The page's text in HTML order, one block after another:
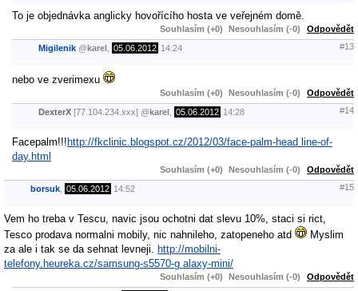
To je objednávka anglicky hovořícího hosta ve veřejném domě.
Souhlasím (+0) Nesouhlasím (-0) Odpovědět
Migilenik @ karel 05.06.2012 14:24 #13
nebo ve zverimexu
Souhlasím (+0) Nesouhlasím (-0) Odpovědět
DexterX [77.104.234.xxx] @ karel 05.06.2012 14:28 #14
Facepalm!!! http://fkclinic.blogspot.cz/2012/03/face-palm-head line-of-
day.html
Souhlasím (+0) Nesouhlasím (-0) Odpovědět
borsuk 05.06.2012 14:52 #15
Vem ho treba v Tescu, navic jsou ochotni dat slevu 10%, staci si rict,
Tesco prodava normalni mobily, nic nahnileho, zatopeneho atd
Myslim
za ale i tak se da sehnat levneji.
http://mobilni-
telefony.heureka.cz/samsung-s5570-g alaxy-mini/
Souhlasím (+0) Nesouhlasím (-0)
Odpovědět